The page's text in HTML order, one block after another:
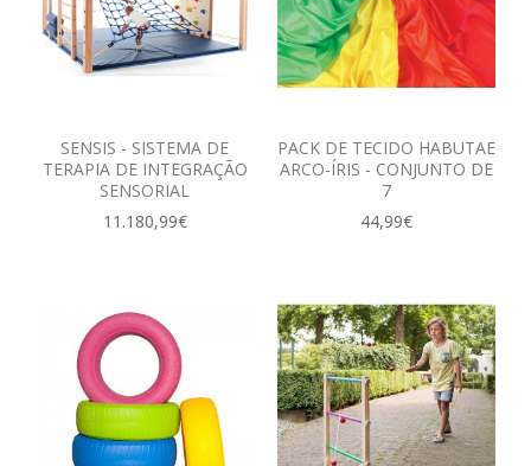
SENSIS - SISTEMA DE
TERAPIA DE INTEGRAÇÃO
SENSORIAL
11.180,99€
PACK DE TECIDO HABUTAE
ARCO-ÍRIS - CONJUNTO DE
7
44,99€